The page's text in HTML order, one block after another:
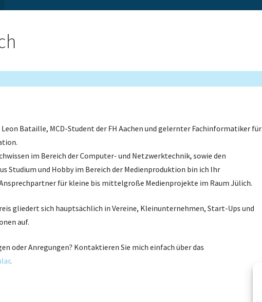
Bataille, MCD-Student der FH Aachen und gelernter Fachinformatiker für
im Bereich der Computer- und Netzwerktechnik, sowie den
Studium und Hobby im Bereich der Medienproduktion bin ich Ihr
für kleine bis mittelgroße Medienprojekte im Raum Jülich.
gliedert sich hauptsächlich in Vereine, Kleinunternehmen, Start-Ups und
auf.
oder Anregungen? Kontaktieren Sie mich einfach über das
.